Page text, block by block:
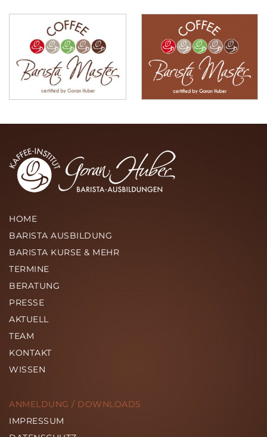
HOME
BARISTA AUSBILDUNG
BARISTA KURSE & MEHR
TERMINE
BERATUNG
PRESSE
AKTUELL
TEAM
KONTAKT
WISSEN
ANMELDUNG / DOWNLOADS
IMPRESSUM